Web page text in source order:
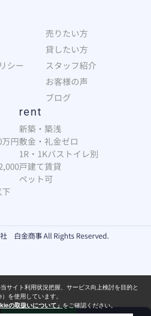
売りたい方
貸したい方
シー
スタッフ紹介
お客様の声
ブログ
円
rent
新築・築浅
敷金・礼金ゼロ
1R・1Kバストイレ別
戸建て賃貸
ペット可
白金商事 All Rights Reserved.
サイト利用状況把握、サービス向上検討を目的と
を使用しています。
の取扱いについて」 をご確認ください。